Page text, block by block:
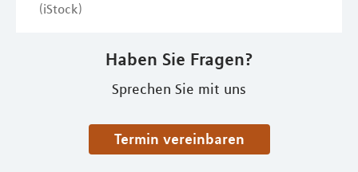
(iStock)
Haben Sie Fragen?
Sprechen Sie mit uns
Termin vereinbaren